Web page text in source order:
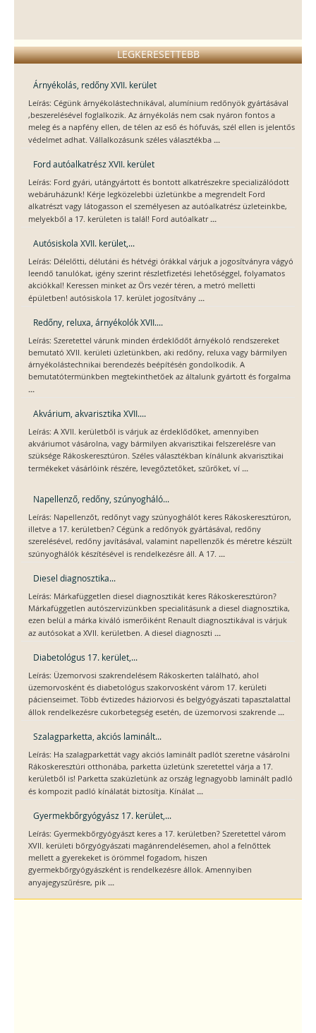
LEGKERESETTEBB
Árnyékolás, redőny XVII. kerület
Leírás: Cégünk árnyékolástechnikával, alumínium redőnyök gyártásával
,beszerelésével foglalkozik. Az árnyékolás nem csak nyáron fontos a
meleg és a napfény ellen, de télen az eső és hófuvás, szél ellen is jelentős
védelmet adhat. Vállalkozásunk széles választékba ...
Ford autóalkatrész XVII. kerület
Leírás: Ford gyári, utángyártott és bontott alkatrészekre specializálódott
webáruházunk! Kérje legközelebbi üzletünkbe a megrendelt Ford
alkatrészt vagy látogasson el személyesen az autóalkatrész üzleteinkbe,
melyekből a 17. kerületen is talál! Ford autóalkatr ...
Autósiskola XVII. kerület,...
Leírás: Délelőtti, délutáni és hétvégi órákkal várjuk a jogosítványra vágyó
leendő tanulókat, igény szerint részletfizetési lehetőséggel, folyamatos
akciókkal! Keressen minket az Örs vezér téren, a metró melletti
épületben! autósiskola 17. kerület jogosítvány ...
Redőny, reluxa, árnyékolók XVII....
Leírás: Szeretettel várunk minden érdeklődőt árnyékoló rendszereket
bemutató XVII. kerületi üzletünkben, aki redőny, reluxa vagy bármilyen
árnyékolástechnikai berendezés beépítésén gondolkodik. A
bemutatótermünkben megtekinthetőek az általunk gyártott és forgalma
...
Akvárium, akvarisztika XVII....
Leírás: A XVII. kerületből is várjuk az érdeklődőket, amennyiben
akváriumot vásárolna, vagy bármilyen akvarisztikai felszerelésre van
szüksége Rákoskeresztúron. Széles választékban kínálunk akvarisztikai
termékeket vásárlóink részére, levegőztetőket, szűrőket, ví ...
Napellenző, redőny, szúnyogháló...
Leírás: Napellenzőt, redőnyt vagy szúnyoghálót keres Rákoskeresztúron,
illetve a 17. kerületben? Cégünk a redőnyök gyártásával, redőny
szerelésével, redőny javításával, valamint napellenzők és méretre készült
szúnyoghálók készítésével is rendelkezésre áll. A 17. ...
Diesel diagnosztika...
Leírás: Márkafüggetlen diesel diagnosztikát keres Rákoskeresztúron?
Márkafüggetlen autószervizünkben specialitásunk a diesel diagnosztika,
ezen belül a márka kiváló ismerőiként Renault diagnosztikával is várjuk
az autósokat a XVII. kerületben. A diesel diagnoszti ...
Diabetológus 17. kerület,...
Leírás: Üzemorvosi szakrendelésem Rákoskerten található, ahol
üzemorvosként és diabetológus szakorvosként várom 17. kerületi
pácienseimet. Több évtizedes háziorvosi és belgyógyászati tapasztalattal
állok rendelkezésre cukorbetegség esetén, de üzemorvosi szakrende ...
Szalagparketta, akciós laminált...
Leírás: Ha szalagparkettát vagy akciós laminált padlót szeretne vásárolni
Rákoskeresztúri otthonába, parketta üzletünk szeretettel várja a 17.
kerületből is! Parketta szaküzletünk az ország legnagyobb laminált padló
és kompozit padló kínálatát biztosítja. Kínálat ...
Gyermekbőrgyógyász 17. kerület,...
Leírás: Gyermekbőrgyógyászt keres a 17. kerületben? Szeretettel várom
XVII. kerületi bőrgyógyászati magánrendelésemen, ahol a felnőttek
mellett a gyerekeket is örömmel fogadom, hiszen
gyermekbőrgyógyászként is rendelkezésre állok. Amennyiben
anyajegyszűrésre, pik ...